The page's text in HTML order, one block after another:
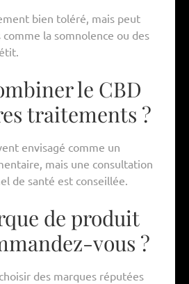
bien toléré, mais peut
la somnolence ou des
le CBD
traitements ?
envisagé comme un
mais une consultation
de santé est conseillée.
de produit
vous ?
des marques réputées